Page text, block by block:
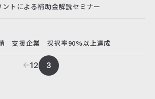
トによる補助金解説セミナー
支援企業 採択率90%以上達成
12 3